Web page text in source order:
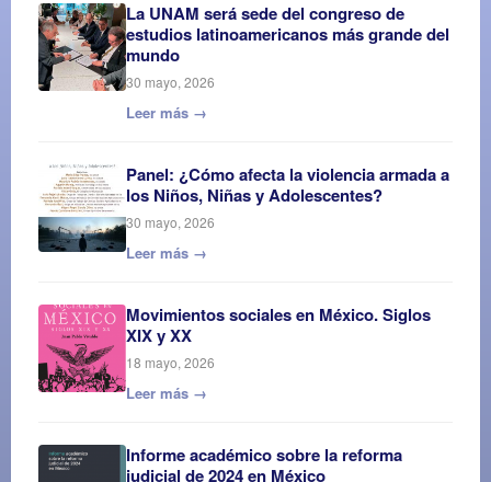
La UNAM será sede del congreso de
estudios latinoamericanos más grande del
mundo
30 mayo, 2026
Leer más →
Panel: ¿Cómo afecta la violencia armada a
los Niños, Niñas y Adolescentes?
30 mayo, 2026
Leer más →
Movimientos sociales en México. Siglos
XIX y XX
18 mayo, 2026
Leer más →
Informe académico sobre la reforma
judicial de 2024 en México